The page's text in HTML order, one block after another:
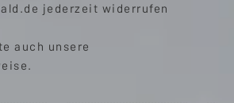
jederzeit widerrufen
auch unsere